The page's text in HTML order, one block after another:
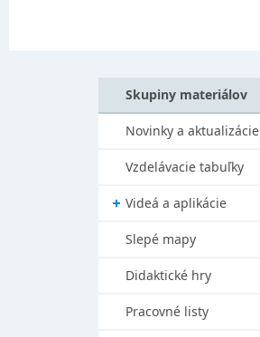
Skupiny materiálov
Novinky a aktualizácie
Vzdelávacie tabuľky
Videá a aplikácie
Slepé mapy
Didaktické hry
Pracovné listy